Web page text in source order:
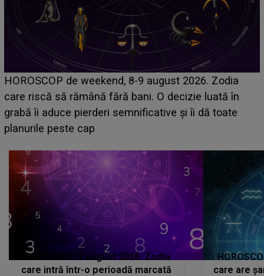
Emanuel a ținut ACEST DETALIU ASCUNS până
acum! În fața Alexandrei, concurentul din Casa Iubirii
face o MĂRTURISIRE NEAȘTEPTATĂ despre mama
sa: "I-am spus și ei în față, eu nu te iubesc pentru
HOROSCOP 7 august 2026. Zodia
care intră într-o perioadă marcată
care are